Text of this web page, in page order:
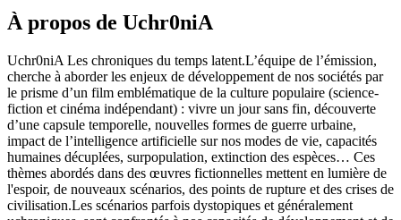
À propos de Uchr0niA
Uchr0niA Les chroniques du temps latent.L’équipe de l’émission,
cherche à aborder les enjeux de développement de nos sociétés par
le prisme d’un film emblématique de la culture populaire (science-
fiction et cinéma indépendant) : vivre un jour sans fin, découverte
d’une capsule temporelle, nouvelles formes de guerre urbaine,
impact de l’intelligence artificielle sur nos modes de vie, capacités
humaines décuplées, surpopulation, extinction des espèces… Ces
thèmes abordés dans des œuvres fictionnelles mettent en lumière de
l'espoir, de nouveaux scénarios, des points de rupture et des crises de
civilisation.Les scénarios parfois dystopiques et généralement